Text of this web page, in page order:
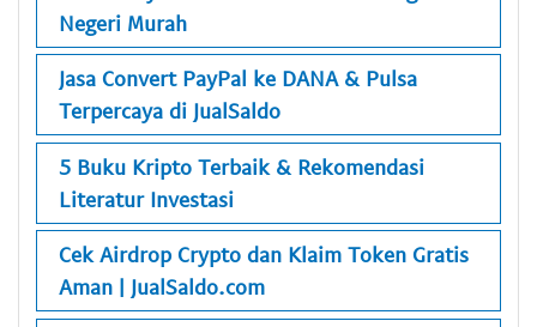
Negeri Murah
Jasa Convert PayPal ke DANA & Pulsa
Terpercaya di JualSaldo
5 Buku Kripto Terbaik & Rekomendasi
Literatur Investasi
Cek Airdrop Crypto dan Klaim Token Gratis
Aman | JualSaldo.com